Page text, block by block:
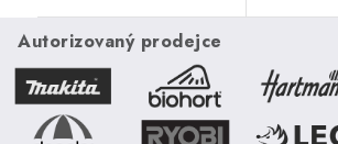
(jeklové) konstrukci
zaručuje vysokou
odolnost. Skleník vyniká
svou...
vytvořen,...
Autorizovaný prodejce